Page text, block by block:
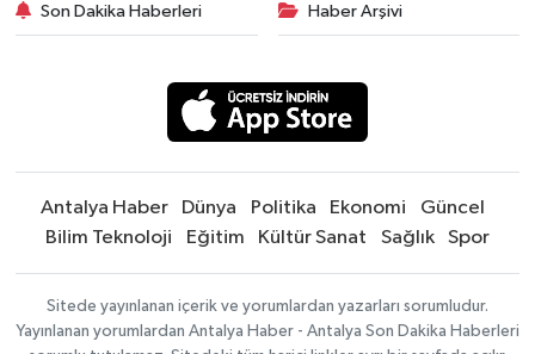
Son Dakika Haberleri Haber Arşivi
Antalya Haber Dünya Politika Ekonomi
Güncel
Bilim Teknoloji
Eğitim Kültür Sanat Sağlık Spor
Sitede yayınlanan içerik ve yorumlardan yazarları sorumludur.
Yayınlanan yorumlardan Antalya Haber - Antalya Son Dakika Haberleri